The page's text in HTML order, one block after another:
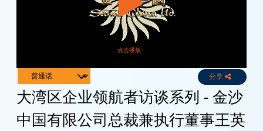
Channels 分享
大湾区企业领航者访谈系列 - 金沙
中国有限公司总裁兼执行董事王英